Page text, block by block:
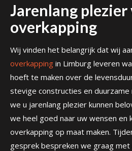
Jarenlang plezier
overkapping
Wij vinden het belangrijk dat wij
overkapping in Limburg leveren
hoeft te maken over de
stevige constructies en
we u jarenlang plezier kunnen
we heel goed naar uw wensen en
overkapping op maat maken.
gesprek bespreken we graag met